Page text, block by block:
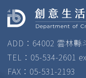
ADD：64002 雲林
TEL：05-534-2601
FAX：05-531-2193